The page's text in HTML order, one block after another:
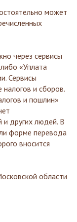
может
через сервисы
«Уплата
Сервисы
и сборов.
и пошлин»
и других людей. В
форме перевода
вносится
области